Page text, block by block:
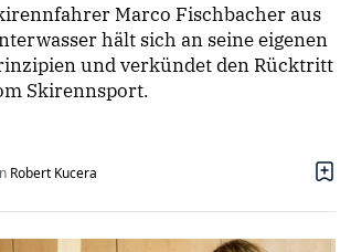
Marco Fischbacher aus
hält sich an seine eigenen
und verkündet den Rücktritt
Skirennsport.
Robert Kucera